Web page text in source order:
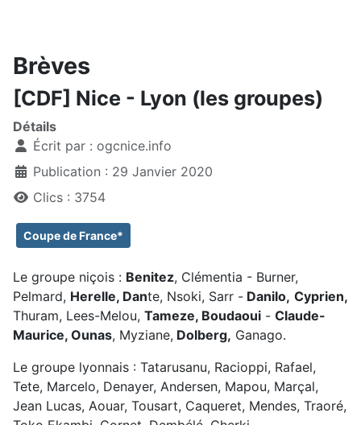
Brèves
[CDF] Nice - Lyon (les groupes)
Détails
Écrit par : ogcnice.info
Publication : 29 Janvier 2020
Clics : 3754
Coupe de France*
Le groupe niçois : Benitez, Clémentia - Burner,
Pelmard, Herelle, Dante, Nsoki, Sarr - Danilo, Cyprien,
Thuram, Lees-Melou, Tameze, Boudaoui - Claude-
Maurice, Ounas, Myziane, Dolberg, Ganago.
Le groupe lyonnais : Tatarusanu, Racioppi, Rafael,
Tete, Marcelo, Denayer, Andersen, Mapou, Marçal,
Jean Lucas, Aouar, Tousart, Caqueret, Mendes, Traoré,